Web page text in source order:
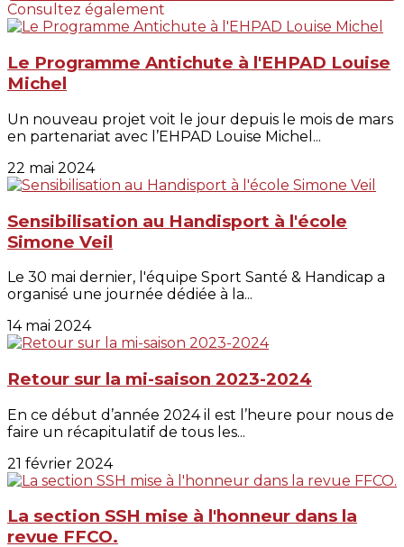
Consultez également
Le Programme Antichute à l'EHPAD Louise
Michel
Un nouveau projet voit le jour depuis le mois de mars
en partenariat avec l’EHPAD Louise Michel...
22 mai 2024
Sensibilisation au Handisport à l'école
Simone Veil
Le 30 mai dernier, l'équipe Sport Santé & Handicap a
organisé une journée dédiée à la...
14 mai 2024
Retour sur la mi-saison 2023-2024
En ce début d’année 2024 il est l’heure pour nous de
faire un récapitulatif de tous les...
21 février 2024
La section SSH mise à l'honneur dans la
revue FFCO.